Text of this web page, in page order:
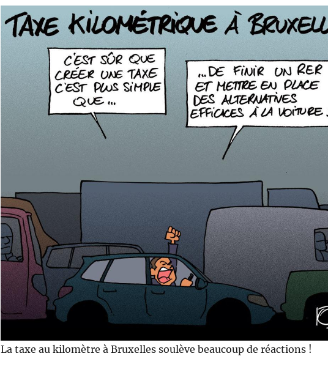
La taxe au kilomètre à Bruxelles soulève beaucoup de réactions !